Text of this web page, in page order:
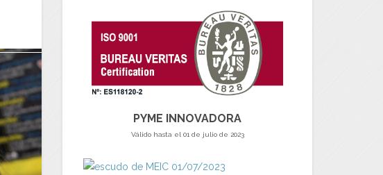
PYME INNOVADORA
Válido hasta el 01 de julio de 2023